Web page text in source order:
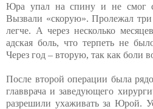
Юра упал на спину и не смог
Вызвали «скорую». Пролежал
легче. А через несколько
адская боль, что терпеть не
Через год – вторую, так как боли
После второй операции была
главврача и заведующего
разрешили ухаживать за Юрой.